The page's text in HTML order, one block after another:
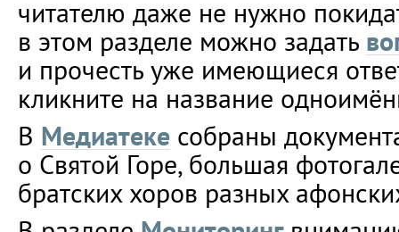
читателю даже не нужно
в этом разделе можно задать
и прочесть уже имеющиеся
кликните на название
В Медиатеке собраны
о Святой Горе, большая
братских хоров разных